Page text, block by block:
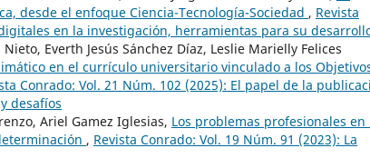
desde el enfoque Ciencia-Tecnología-Sociedad , Revista
en la investigación, herramientas para su
Everth Jesús Sánchez Díaz, Leslie Marielly Felices
en el currículo universitario vinculado a los
Conrado: Vol. 21 Núm. 102 (2025): El papel de la
desafíos
Ariel Gamez Iglesias, Los problemas profesionales en
, Revista Conrado: Vol. 19 Núm. 91 (2023): La